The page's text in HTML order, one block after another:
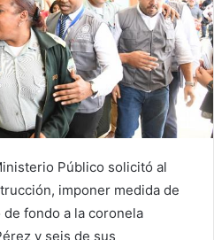
Público solicitó al
imponer medida de
fondo a la coronela
y seis de sus